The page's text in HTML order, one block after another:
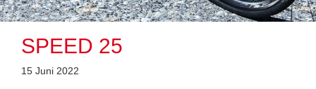
SPEED 25
15 Juni 2022